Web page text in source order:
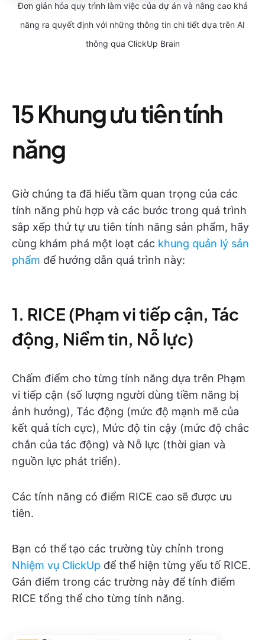
Đơn giản hóa quy trình làm việc của dự án và nâng cao khả
năng ra quyết định với những thông tin chi tiết dựa trên AI
thông qua ClickUp Brain
15 Khung ưu tiên tính
năng
Giờ chúng ta đã hiểu tầm quan trọng của các
tính năng phù hợp và các bước trong quá trình
sắp xếp thứ tự ưu tiên tính năng sản phẩm, hãy
cùng khám phá một loạt các khung quản lý sản
phẩm để hướng dẫn quá trình này:
1. RICE (Phạm vi tiếp cận, Tác
động, Niềm tin, Nỗ lực)
Chấm điểm cho từng tính năng dựa trên Phạm
vi tiếp cận (số lượng người dùng tiềm năng bị
ảnh hưởng), Tác động (mức độ mạnh mẽ của
kết quả tích cực), Mức độ tin cậy (mức độ chắc
chắn của tác động) và Nỗ lực (thời gian và
nguồn lực phát triển).
Các tính năng có điểm RICE cao sẽ được ưu
tiên.
Bạn có thểtạo các trường tùy chỉnh trong
Nhiệm vụ ClickUp để thể hiện từng yếu tố RICE.
Gán điểm trong các trường này để tính điểm
RICE tổng thể cho từng tính năng.